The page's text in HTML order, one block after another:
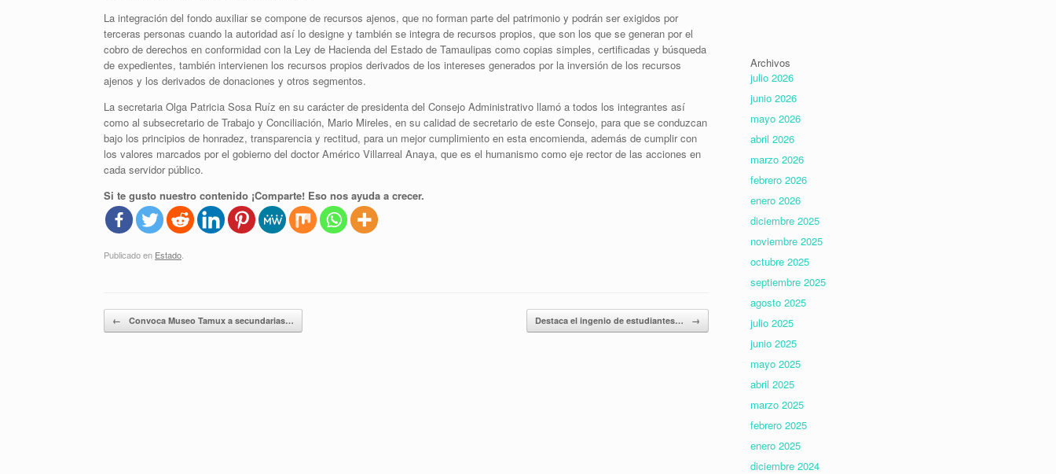
La integración del fondo auxiliar se compone de recursos ajenos, que no forman parte del patrimonio y podrán ser exigidos por
terceras personas cuando la autoridad así lo designe y también se integra de recursos propios, que son los que se generan por el
cobro de derechos en conformidad con la Ley de Hacienda del Estado de Tamaulipas como copias simples, certificadas y búsqueda
de expedientes, también intervienen los recursos propios derivados de los intereses generados por la inversión de los recursos
ajenos y los derivados de donaciones y otros segmentos.
La secretaria Olga Patricia Sosa Ruíz en su carácter de presidenta del Consejo Administrativo llamó a todos los integrantes así
como al subsecretario de Trabajo y Conciliación, Mario Mireles, en su calidad de secretario de este Consejo, para que se conduzcan
bajo los principios de honradez, transparencia y rectitud, para un mejor cumplimiento en esta encomienda, además de cumplir con
los valores marcados por el gobierno del doctor Américo Villarreal Anaya, que es el humanismo como eje rector de las acciones en
cada servidor público.
Si te gusto nuestro contenido ¡Comparte! Eso nos ayuda a crecer.
Publicado en Estado
Navegador de artículos
← Convoca Museo Tamux a secundarias… Destaca el ingenio de estudiantes… →
Archivos
julio 2026
junio 2026
mayo 2026
abril 2026
marzo 2026
febrero 2026
enero 2026
diciembre 2025
noviembre 2025
octubre 2025
septiembre 2025
agosto 2025
julio 2025
junio 2025
mayo 2025
abril 2025
marzo 2025
febrero 2025
enero 2025
diciembre 2024